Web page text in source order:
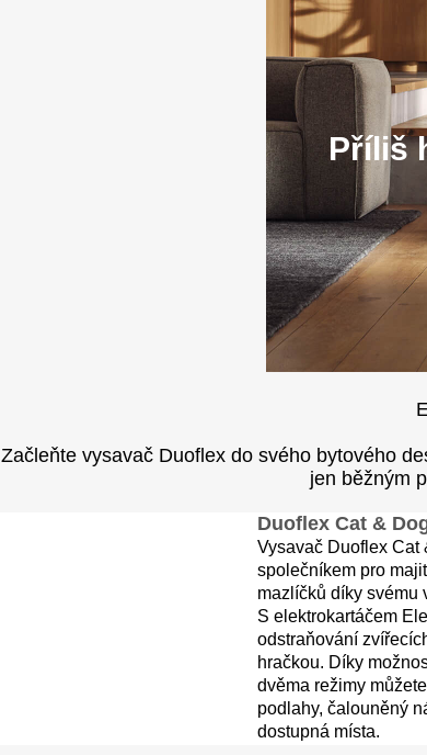
Příliš
Začleňte vysavač Duoflex do svého bytového
jen běžným
Duoflex Cat &
Vysavač Duoflex Cat
společníkem pro
mazlíčků díky svému
S elektrokartáčem
odstraňování
hračkou. Díky
dvěma režimy
podlahy, čalouněný
dostupná místa.